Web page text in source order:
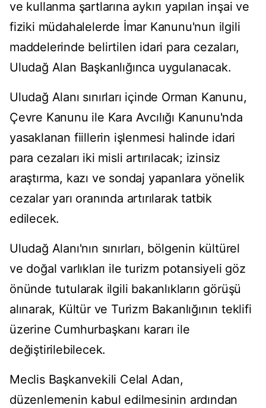
ve kullanma şartlarına aykırı yapılan inşai ve
fiziki müdahalelerde İmar Kanunu'nun ilgili
maddelerinde belirtilen idari para cezaları,
Uludağ Alan Başkanlığınca uygulanacak.
Uludağ Alanı sınırları içinde Orman Kanunu,
Çevre Kanunu ile Kara Avcılığı Kanunu'nda
yasaklanan fiillerin işlenmesi halinde idari
para cezaları iki misli artırılacak; izinsiz
araştırma, kazı ve sondaj yapanlara yönelik
cezalar yarı oranında artırılarak tatbik
edilecek.
Uludağ Alanı'nın sınırları, bölgenin kültürel
ve doğal varlıkları ile turizm potansiyeli göz
önünde tutularak ilgili bakanlıkların görüşü
alınarak, Kültür ve Turizm Bakanlığının teklifi
üzerine Cumhurbaşkanı kararı ile
değiştirilebilecek.
Meclis Başkanvekili Celal Adan,
düzenlemenin kabul edilmesinin ardından